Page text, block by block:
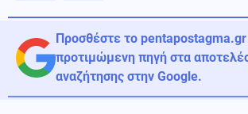
Προσθέστε το
προτιμώμενη πηγή στα
αναζήτησης στην Google.